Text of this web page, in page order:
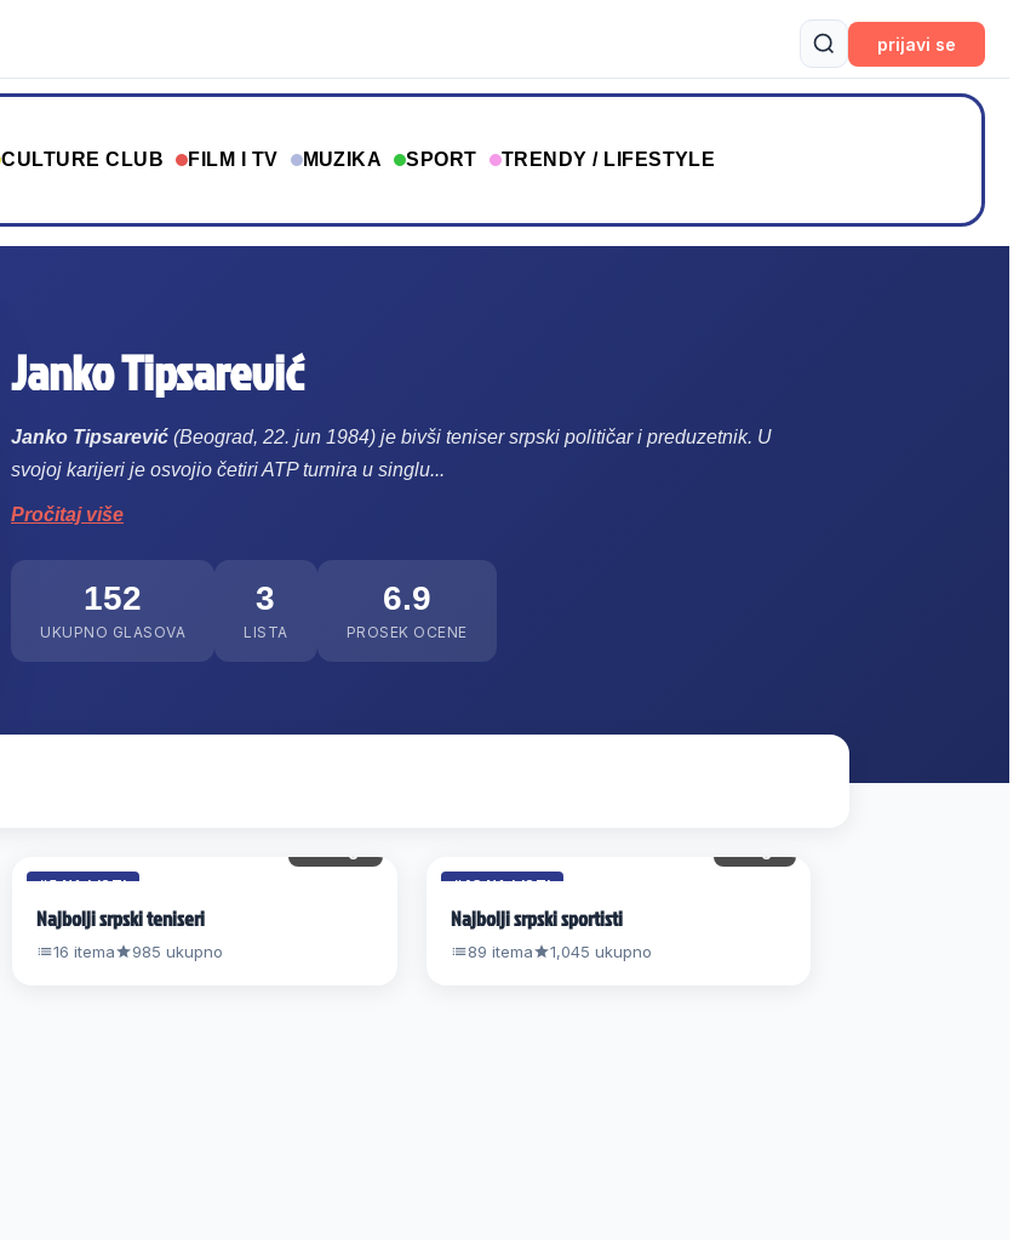
prijavi se
CULTURE CLUB FILM I TV MUZIKA SPORT TRENDY / LIFESTYLE
Janko Tipsarević
Janko Tipsarević (Beograd, 22. jun 1984) je bivši teniser srpski političar i preduzetnik. U
svojoj karijeri je osvojio četiri ATP turnira u singlu...
Pročitaj više
152
UKUPNO GLASOVA
3
LISTA
6.9
PROSEK OCENE
#5 NA LISTI
Najbolji srpski teniseri
16 itema 985 ukupno
#43 NA LISTI
Najbolji srpski sportisti
89 itema 1,045 ukupno